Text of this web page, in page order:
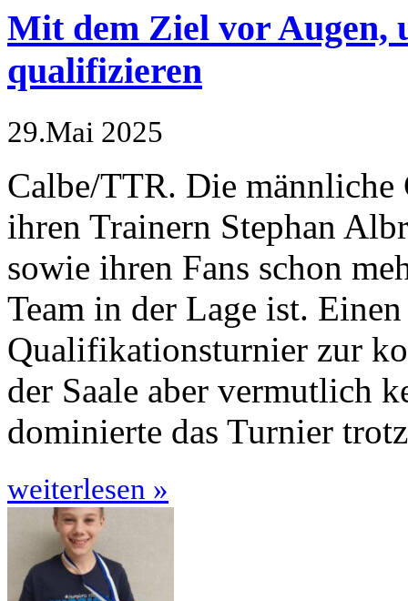
Mit dem Ziel vor Augen,
qualifizieren
29.Mai 2025
Calbe/TTR. Die männliche
ihren Trainern Stephan
sowie ihren Fans schon
Team in der Lage ist.
Qualifikationsturnier zur
der Saale aber vermutlich
dominierte das Turnier
weiterlesen »